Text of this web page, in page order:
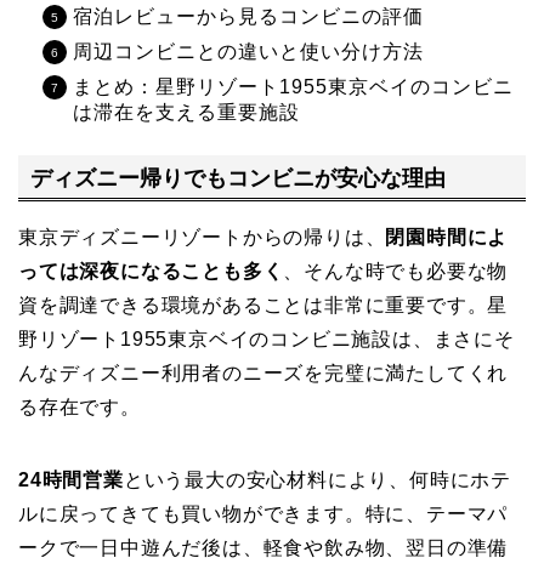
宿泊レビューから見るコンビニの評価
周辺コンビニとの違いと使い分け方法
まとめ：星野リゾート1955東京ベイのコンビニ
は滞在を支える重要施設
ディズニー帰りでもコンビニが安心な理由
東京ディズニーリゾートからの帰りは、 閉園時間によ
っては深夜になることも多く
、そんな時でも必要な物
資を調達できる環境があることは非常に重要です。星
野リゾート1955東京ベイのコンビニ施設は、まさにそ
んなディズニー利用者のニーズを完璧に満たしてくれ
る存在です。
24時間営業という最大の安心材料により、何時にホテ
ルに戻ってきても買い物ができます。特に、テーマパ
ークで一日中遊んだ後は、軽食や飲み物、翌日の準備